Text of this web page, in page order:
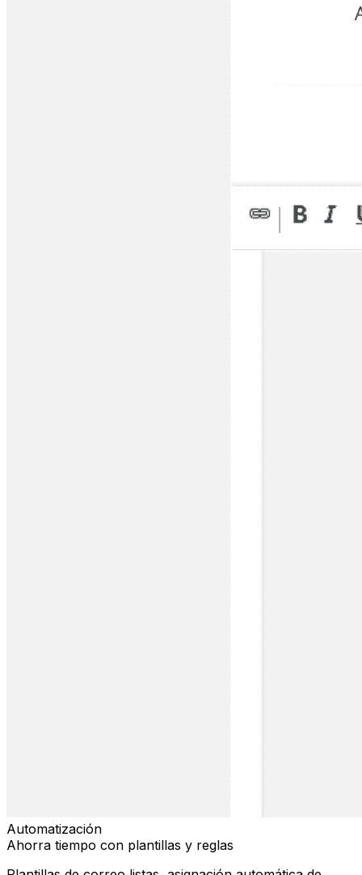
Automatización
Ahorra tiempo con plantillas y reglas